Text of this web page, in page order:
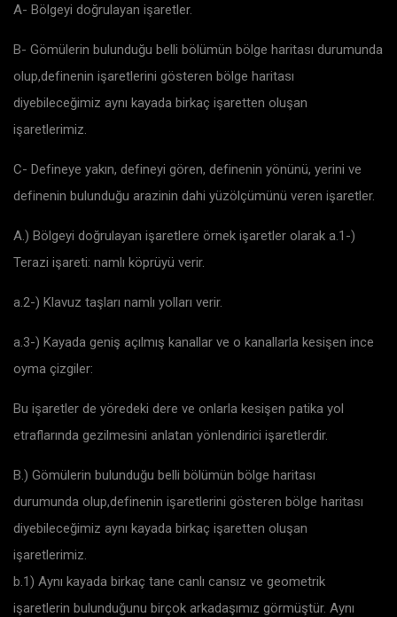
A- Bölgeyi doğrulayan işaretler.
B- Gömülerin bulunduğu belli bölümün bölge haritası durumunda
olup,definenin işaretlerini gösteren bölge haritası
diyebileceğimiz aynı kayada birkaç işaretten oluşan
işaretlerimiz.
C- Defineye yakın, defineyi gören, definenin yönünü, yerini ve
definenin bulunduğu arazinin dahi yüzölçümünü veren işaretler.
A.) Bölgeyi doğrulayan işaretlere örnek işaretler olarak a.1-)
Terazi işareti: namlı köprüyü verir.
a.2-) Klavuz taşları namlı yolları verir.
a.3-) Kayada geniş açılmış kanallar ve o kanallarla kesişen ince
oyma çizgiler:
Bu işaretler de yöredeki dere ve onlarla kesişen patika yol
etraflarında gezilmesini anlatan yönlendirici işaretlerdir.
B.) Gömülerin bulunduğu belli bölümün bölge haritası
durumunda olup,definenin işaretlerini gösteren bölge haritası
diyebileceğimiz aynı kayada birkaç işaretten oluşan
işaretlerimiz.
b.1) Aynı kayada birkaç tane canlı cansız ve geometrik
işaretlerin bulunduğunu birçok arkadaşımız görmüştür. Aynı